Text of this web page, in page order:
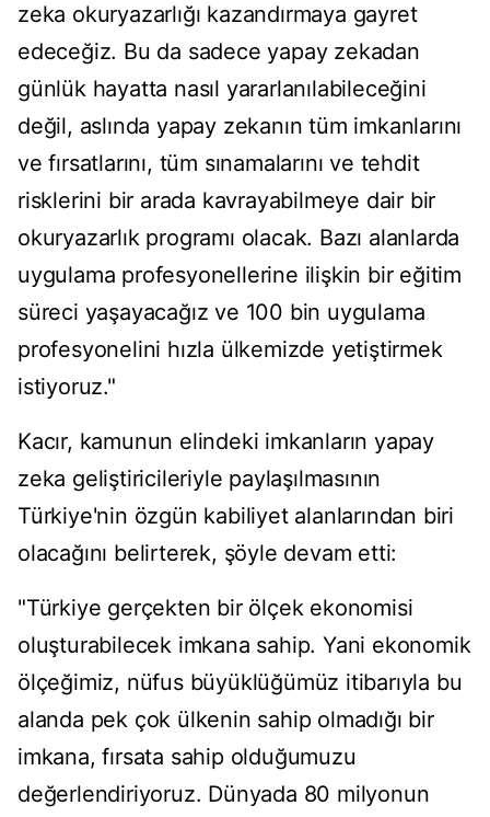
zeka okuryazarlığı kazandırmaya gayret
edeceğiz. Bu da sadece yapay zekadan
günlük hayatta nasıl yararlanılabileceğini
değil, aslında yapay zekanın tüm imkanlarını
ve fırsatlarını, tüm sınamalarını ve tehdit
risklerini bir arada kavrayabilmeye dair bir
okuryazarlık programı olacak. Bazı alanlarda
uygulama profesyonellerine ilişkin bir eğitim
süreci yaşayacağız ve 100 bin uygulama
profesyonelini hızla ülkemizde yetiştirmek
istiyoruz."
Kacır, kamunun elindeki imkanların yapay
zeka geliştiricileriyle paylaşılmasının
Türkiye'nin özgün kabiliyet alanlarından biri
olacağını belirterek, şöyle devam etti:
"Türkiye gerçekten bir ölçek ekonomisi
oluşturabilecek imkana sahip. Yani ekonomik
ölçeğimiz, nüfus büyüklüğümüz itibarıyla bu
alanda pek çok ülkenin sahip olmadığı bir
imkana, fırsata sahip olduğumuzu
değerlendiriyoruz. Dünyada 80 milyonun